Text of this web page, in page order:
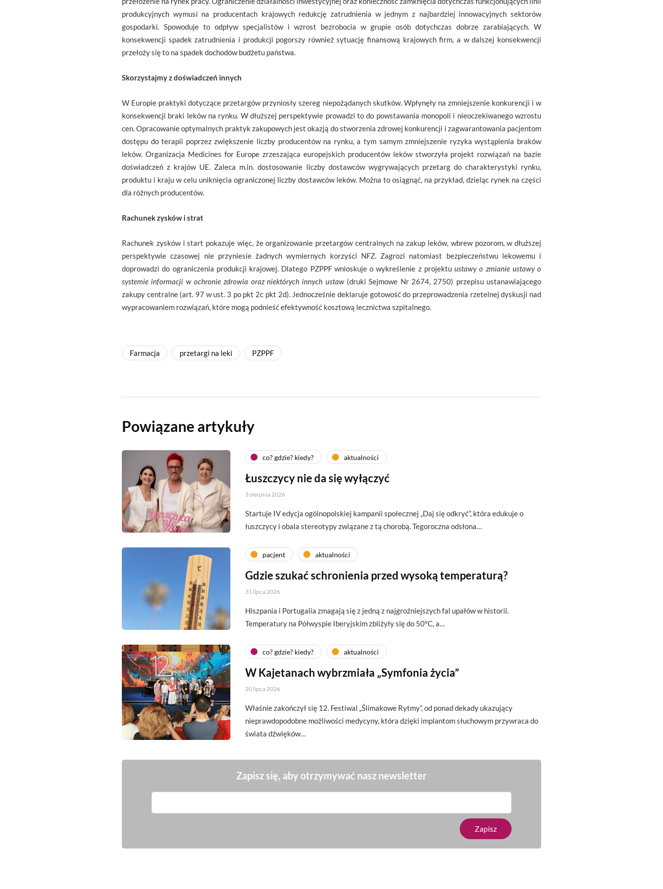
produkcyjnych wymusi na producentach krajowych redukcję zatrudnienia w jednym z najbardziej innowacyjnych sektorów
gospodarki. Spowoduje to odpływ specjalistów i wzrost bezrobocia w grupie osób dotychczas dobrze zarabiających. W
konsekwencji spadek zatrudnienia i produkcji pogorszy również sytuację finansową krajowych firm, a w dalszej konsekwencji
przełoży się to na spadek dochodów budżetu państwa.
Skorzystajmy z doświadczeń innych
W Europie praktyki dotyczące przetargów przyniosły szereg niepożądanych skutków. Wpłynęły na zmniejszenie konkurencji i w
konsekwencji braki leków na rynku. W dłuższej perspektywie prowadzi to do powstawania monopoli i nieoczekiwanego wzrostu
cen. Opracowanie optymalnych praktyk zakupowych jest okazją do stworzenia zdrowej konkurencji i zagwarantowania pacjentom
dostępu do terapii poprzez zwiększenie liczby producentów na rynku, a tym samym zmniejszenie ryzyka wystąpienia braków
leków. Organizacja Medicines for Europe zrzeszająca europejskich producentów leków stworzyła projekt rozwiązań na bazie
doświadczeń z krajów UE. Zaleca m.in. dostosowanie liczby dostawców wygrywających przetarg do charakterystyki rynku,
produktu i kraju w celu uniknięcia ograniczonej liczby dostawców leków. Można to osiągnąć, na przykład, dzieląc rynek na części
dla różnych producentów.
Rachunek zysków i strat
Rachunek zysków i start pokazuje więc, że organizowanie przetargów centralnych na zakup leków, wbrew pozorom, w dłuższej
perspektywie czasowej nie przyniesie żadnych wymiernych korzyści NFZ. Zagrozi natomiast bezpieczeństwu lekowemu i
doprowadzi do ograniczenia produkcji krajowej. Dlatego PZPPF wnioskuje o wykreślenie z projektu ustawy o zmianie ustawy o
systemie informacji w ochronie zdrowia oraz niektórych innych ustaw(druki Sejmowe Nr 2674, 2750) przepisu ustanawiającego
zakupy centralne (art. 97 w ust. 3 po pkt 2c pkt 2d). Jednocześnie deklaruje gotowość do przeprowadzenia rzetelnej dyskusji nad
wypracowaniem rozwiązań, które mogą podnieść efektywność kosztową lecznictwa szpitalnego.
Farmacja przetargi na leki PZPPF
Powiązane artykuły
co? gdzie? kiedy? aktualności
Łuszczycy nie da się wyłączyć
3 sierpnia 2026
Startuje IV edycja ogólnopolskiej kampanii społecznej „Daj się odkryć”, która edukuje o
łuszczycy i obala stereotypy związane z tą chorobą. Tegoroczna odsłona…
pacjent aktualności
Gdzie szukać schronienia przed wysoką temperaturą?
31 lipca 2026
Hiszpania i Portugalia zmagają się z jedną z najgroźniejszych fal upałów w historii.
Temperatury na Półwyspie Iberyjskim zbliżyły się do 50°C, a…
co? gdzie? kiedy? aktualności
W Kajetanach wybrzmiała „Symfonia życia”
20 lipca 2026
Właśnie zakończył się 12. Festiwal „Ślimakowe Rytmy”, od ponad dekady ukazujący
nieprawdopodobne możliwości medycyny, która dzięki implantom słuchowym przywraca do
świata dźwięków…
Zapisz się, aby otrzymywać nasz newsletter